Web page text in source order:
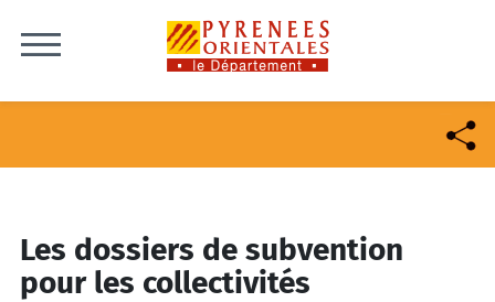
Les dossiers de subvention
pour les collectivités